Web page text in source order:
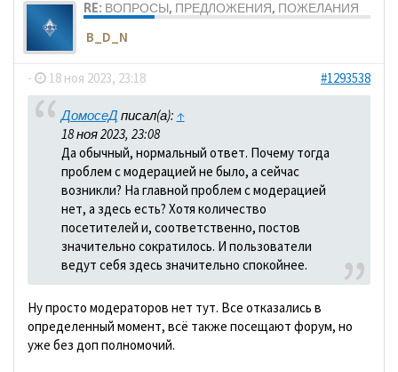
RE: ВОПРОСЫ, ПРЕДЛОЖЕНИЯ, ПОЖЕЛАНИЯ
B_D_N
- 18 ноя 2023, 23:18 #1293538
ДомосеД писал(а): ↑
18 ноя 2023, 23:08
Да обычный, нормальный ответ. Почему тогда
проблем с модерацией не было, а сейчас
возникли? На главной проблем с модерацией
нет, а здесь есть? Хотя количество
посетителей и, соответственно, постов
значительно сократилось. И пользователи
ведут себя здесь значительно спокойнее.
Ну просто модераторов нет тут. Все отказались в
определенный момент, всё также посещают форум, но
уже без доп полномочий.